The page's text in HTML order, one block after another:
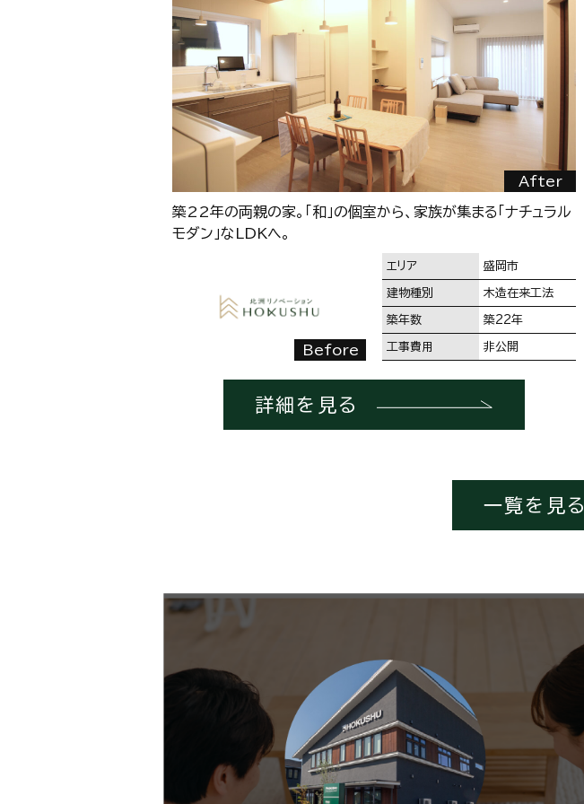
After
築22年の両親の家。「和」の個室から、家族が集まる「ナチュラル
モダン」なLDKへ。
Before
エリア 盛岡市
建物種別 木造在来工法
築年数 築22年
工事費用 非公開
詳細を見る
一覧を見る